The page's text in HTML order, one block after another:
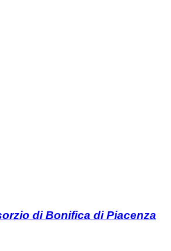
di Bonifica di Piacenza